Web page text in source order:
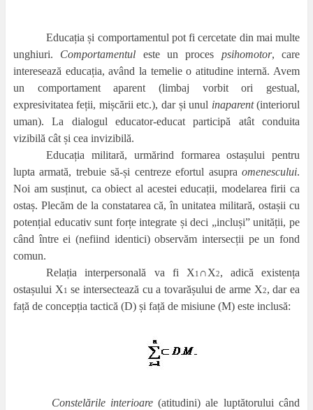
Educația și comportamentul pot fi cercetate din mai multe
unghiuri. Comportamentul este un proces psihomotor, care
interesează educația, având la temelie o atitudine internă. Avem
un comportament aparent (limbaj vorbit ori gestual,
expresivitatea feții, mișcării etc.), dar și unul inaparent(interiorul
uman). La dialogul educator-educat participă atât conduita
vizibilă cât și cea invizibilă.
Educația militară, urmărind formarea ostașului pentru
lupta armată, trebuie să-și centreze efortul asupraomenescului.
Noi am susținut, ca obiect al acestei educații, modelarea firii ca
ostaș. Plecăm de la constatarea că, în unitatea militară, ostașii cu
potențial educativ sunt forțe integrate și deci „incluși” unității, pe
când între ei (nefiind identici) observăm intersecții pe un fond
comun.
Relația interpersonală va fi X1 ∩X2, adică existența
ostașului X1 se intersectează cu a tovarășului de arme X2, dar ea
față de concepția tactică (D) și față de misiune (M) este inclusă:
Constelările interioare(atitudini) ale luptătorului când